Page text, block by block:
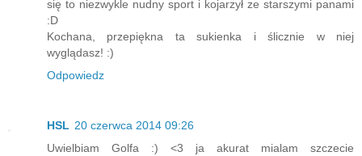
się to niezwykle nudny sport i kojarzył ze starszymi panami
:D
Kochana, przepiękna ta sukienka i ślicznie w niej
wyglądasz! :)
Odpowiedz
HSL 20 czerwca 2014 09:26
Uwielbiam Golfa :) <3 ja akurat mialam szczecie